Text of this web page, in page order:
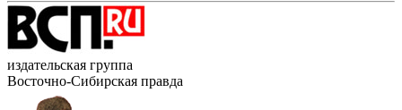
издательская группа
Восточно-Сибирская правда